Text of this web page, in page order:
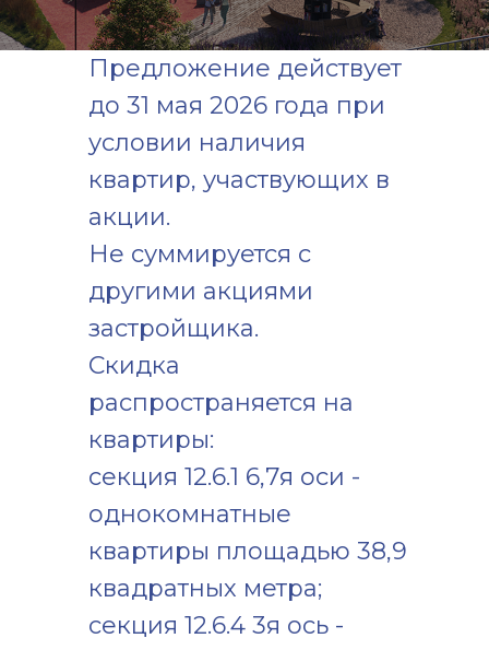
Предложение действует
до 31 мая 2026 года при
условии наличия
квартир, участвующих в
акции.
Не суммируется с
другими акциями
застройщика.
Скидка
распространяется на
квартиры:
секция 12.6.1 6,7я оси -
однокомнатные
квартиры площадью 38,9
квадратных метра;
секция 12.6.4 3я ось -
КОНТАКТЫ
+7 (343) 384-29-29 info@gk-ikar.com
Почта